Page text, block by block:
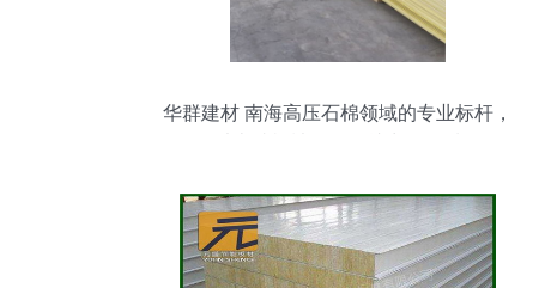
华群建材 南海高压石棉领域的专业标杆，